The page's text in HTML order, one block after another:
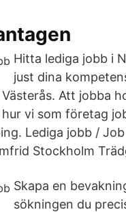
Hitta lediga jobb i
just dina
Att jobba
vi som företag
Lediga jobb /
Stockholm
Skapa en
sökningen du